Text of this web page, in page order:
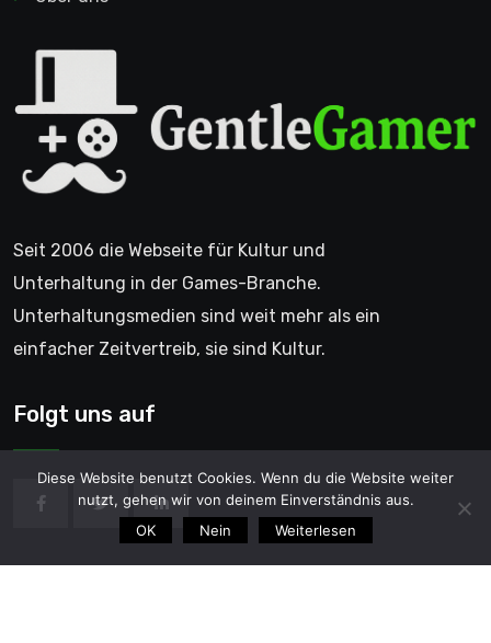
Seit 2006 die Webseite für Kultur und
Unterhaltung in der Games-Branche.
Unterhaltungsmedien sind weit mehr als ein
einfacher Zeitvertreib, sie sind Kultur.
Folgt uns auf
Diese Website benutzt Cookies. Wenn du die Website weiter
nutzt, gehen wir von deinem Einverständnis aus.
OK
Nein Weiterlesen